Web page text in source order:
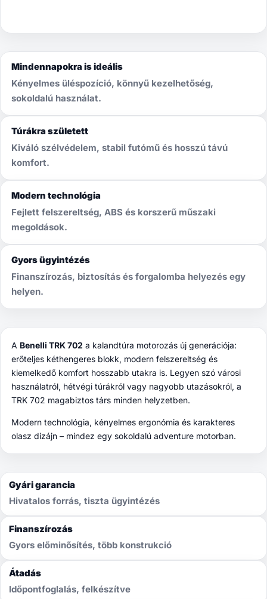
Mindennapokra is ideális
Kényelmes üléspozíció, könnyű kezelhetőség,
sokoldalú használat.
Túrákra született
Kiváló szélvédelem, stabil futómű és hosszú távú
komfort.
Modern technológia
Fejlett felszereltség, ABS és korszerű műszaki
megoldások.
Gyors ügyintézés
Finanszírozás, biztosítás és forgalomba helyezés egy
helyen.
A Benelli TRK 702 a kalandtúra motorozás új generációja:
erőteljes kéthengeres blokk, modern felszereltség és
kiemelkedő komfort hosszabb utakra is. Legyen szó városi
használatról, hétvégi túrákról vagy nagyobb utazásokról, a
TRK 702 magabiztos társ minden helyzetben.
Modern technológia, kényelmes ergonómia és karakteres
olasz dizájn – mindez egy sokoldalú adventure motorban.
Gyári garancia
Hivatalos forrás, tiszta ügyintézés
Finanszírozás
Gyors előminősítés, több konstrukció
Átadás
Időpontfoglalás, felkészítve